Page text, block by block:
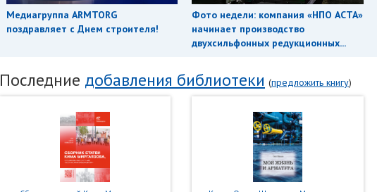
Медиагруппа ARMTORG
поздравляет с Днем строителя!
Фото недели: компания «НПО АСТА»
начинает производство
двухсильфонных редукционных...
Последние добавления библиотеки (предложить книгу)